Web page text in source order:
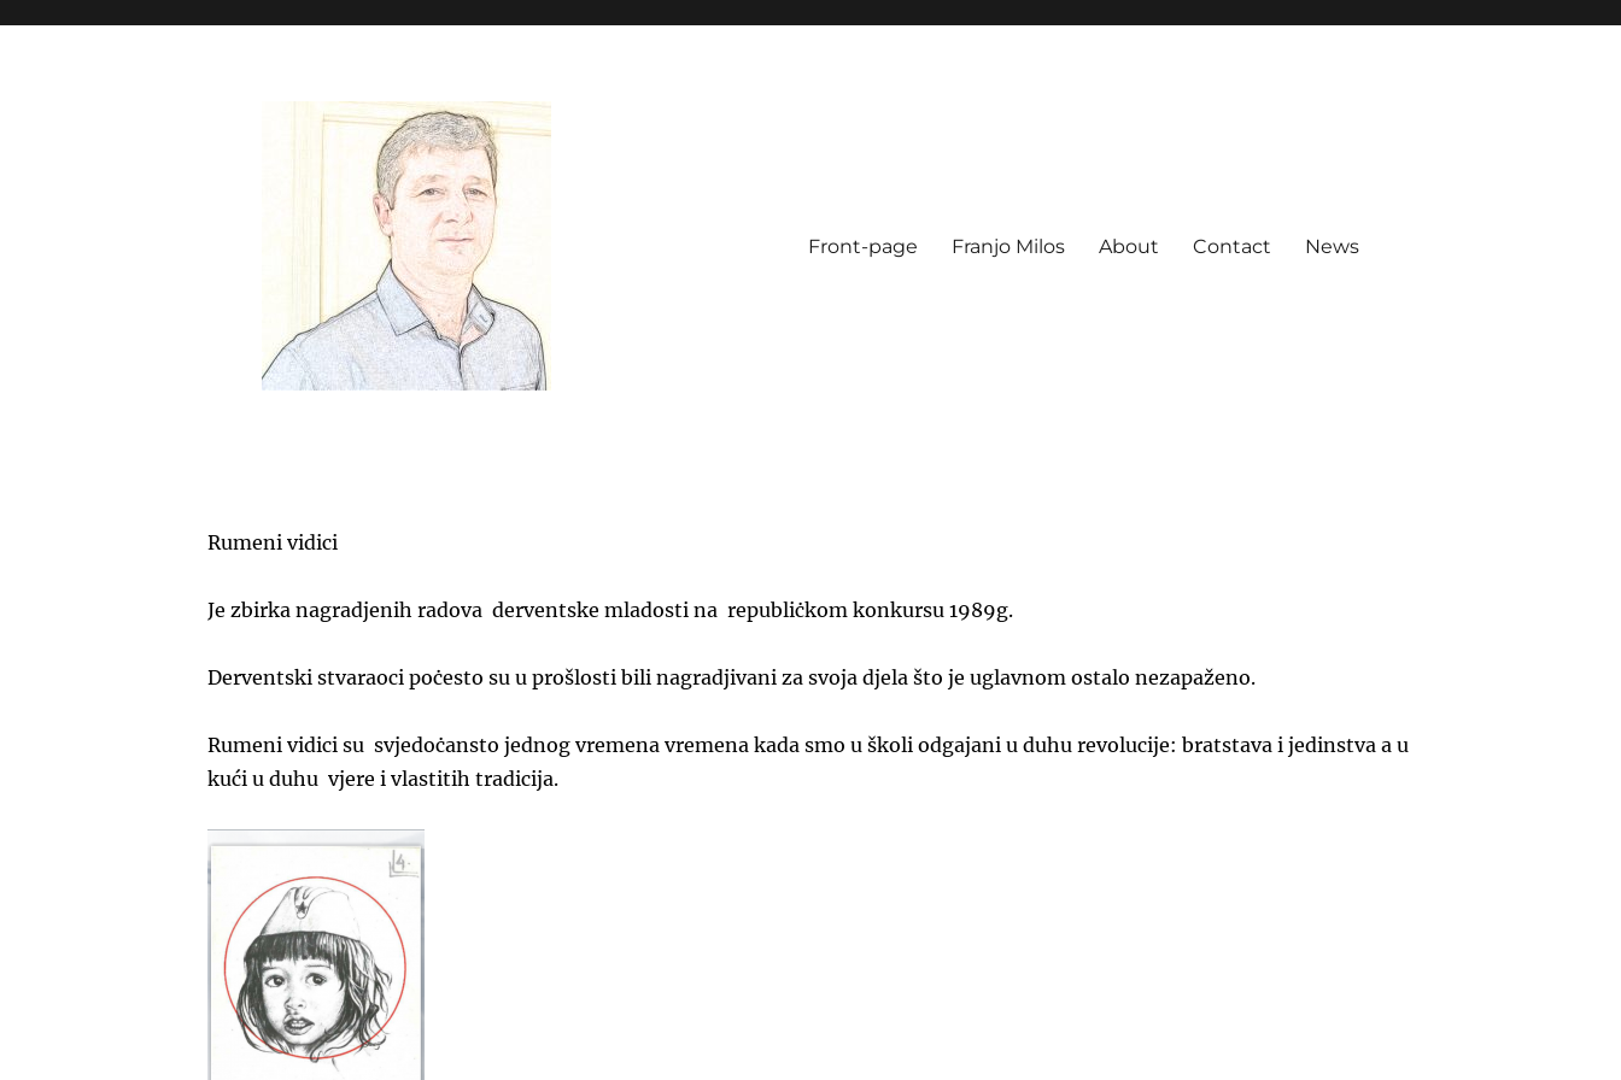
Front-page Franjo Milos About Contact News
Rumeni vidici
Je zbirka nagradjenih radova derventske mladosti na republiċkom konkursu 1989g.
Derventski stvaraoci poċesto su u prošlosti bili nagradjivani za svoja djela što je uglavnom ostalo nezapaženo.
Rumeni vidici su svjedoċansto jednog vremena vremena kada smo u školi odgajani u duhu revolucije: bratstava i jedinstva a u
kući u duhu vjere i vlastitih tradicija.